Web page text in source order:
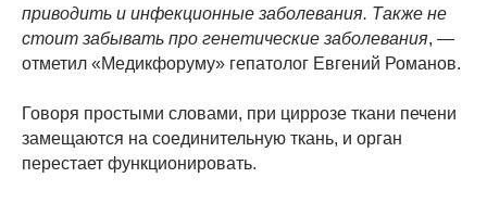
приводить и инфекционные заболевания. Также не
стоит забывать про генетические заболевания, —
отметил «Медикфоруму» гепатолог Евгений Романов.
Говоря простыми словами, при циррозе ткани печени
замещаются на соединительную ткань, и орган
перестает функционировать.